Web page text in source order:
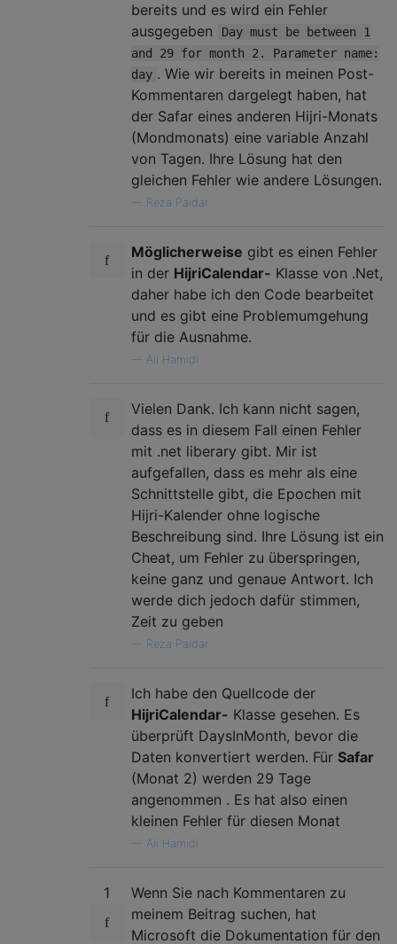
bereits und es wird ein Fehler
ausgegeben
Day must be between 1
and 29 for month 2. Parameter name:
day . Wie wir bereits in meinen Post-
Kommentaren dargelegt haben, hat
der Safar eines anderen Hijri-Monats
(Mondmonats) eine variable Anzahl
von Tagen. Ihre Lösung hat den
gleichen Fehler wie andere Lösungen.
Reza Paidar
Möglicherweise gibt es einen Fehler
in der HijriCalendar- Klasse von .Net,
daher habe ich den Code bearbeitet
und es gibt eine Problemumgehung
für die Ausnahme.
Ali Hamidi
Vielen Dank. Ich kann nicht sagen,
dass es in diesem Fall einen Fehler
mit .net liberary gibt. Mir ist
aufgefallen, dass es mehr als eine
Schnittstelle gibt, die Epochen mit
Hijri-Kalender ohne logische
Beschreibung sind. Ihre Lösung ist ein
Cheat, um Fehler zu überspringen,
keine ganz und genaue Antwort. Ich
werde dich jedoch dafür stimmen,
Zeit zu geben
Reza Paidar
Ich habe den Quellcode der
HijriCalendar- Klasse gesehen. Es
überprüft DaysInMonth, bevor die
Daten konvertiert werden. Für Safar
(Monat 2) werden 29 Tage
angenommen . Es hat also einen
kleinen Fehler für diesen Monat
Ali Hamidi
1
Wenn Sie nach Kommentaren zu
meinem Beitrag suchen, hat
Microsoft die Dokumentation für den